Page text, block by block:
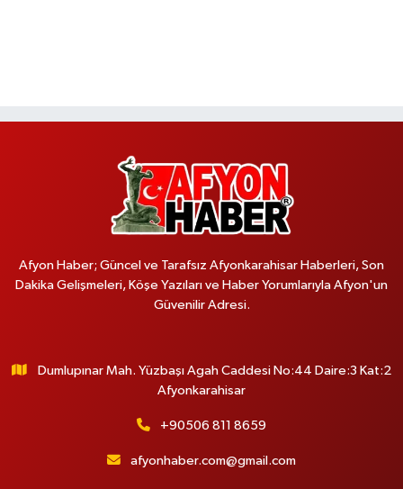
Afyon Haber; Güncel ve Tarafsız Afyonkarahisar Haberleri, Son
Dakika Gelişmeleri, Köşe Yazıları ve Haber Yorumlarıyla Afyon'un
Güvenilir Adresi.
Dumlupınar Mah. Yüzbaşı Agah Caddesi No:44 Daire:3 Kat:2
Afyonkarahisar
+90506 811 8659
afyonhaber.com@gmail.com